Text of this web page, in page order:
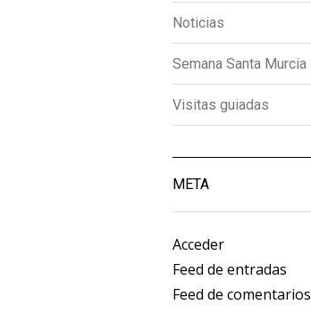
Noticias
Semana Santa Murcia
Visitas guiadas
META
Acceder
Feed de entradas
Feed de comentarios